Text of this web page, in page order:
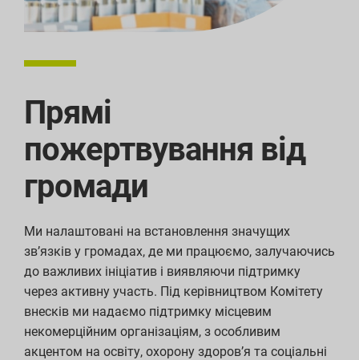
Прямі
пожертвування від
громади
Ми налаштовані на встановлення значущих
зв’язків у громадах, де ми працюємо, залучаючись
до важливих ініціатив і виявляючи підтримку
через активну участь. Під керівництвом Комітету
внесків ми надаємо підтримку місцевим
некомерційним організаціям, з особливим
акцентом на освіту, охорону здоров’я та соціальні